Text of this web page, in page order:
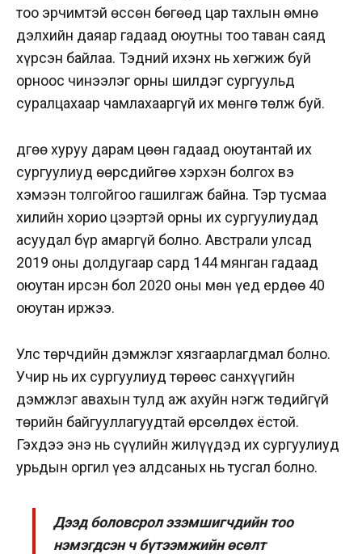
тоо эрчимтэй өссөн бөгөөд цар тахлын өмнө
дэлхийн даяар гадаад оюутны тоо таван саяд
хүрсэн байлаа. Тэдний ихэнх нь хөгжиж буй
орноос чинээлэг орны шилдэг сургуульд
суралцахаар чамлахааргүй их мөнгө төлж буй.
Өдгөө хуруу дарам цөөн гадаад оюутантай их
сургуулиуд өөрсдийгөө хэрхэн болгох вэ
хэмээн толгойгоо гашилгаж байна. Тэр тусмаа
хилийн хорио цээртэй орны их сургуулиудад
асуудал бүр амаргүй болно. Австрали улсад
2019 оны долдугаар сард 144 мянган гадаад
оюутан ирсэн бол 2020 оны мөн үед ердөө 40
оюутан иржээ.
Улс төрчдийн дэмжлэг хязгаарлагдмал болно.
Учир нь их сургуулиуд төрөөс санхүүгийн
дэмжлэг авахын тулд аж ахуйн нэгж төдийгүй
төрийн байгууллагуудтай өрсөлдөх ёстой.
Гэхдээ энэ нь сүүлийн жилүүдэд их сургуулиуд
урьдын оргил үеэ алдсаных нь тусгал болно.
Дээд боловсрол эзэмшигчдийн тоо
нэмэгдсэн ч бүтээмжийн өсөлт